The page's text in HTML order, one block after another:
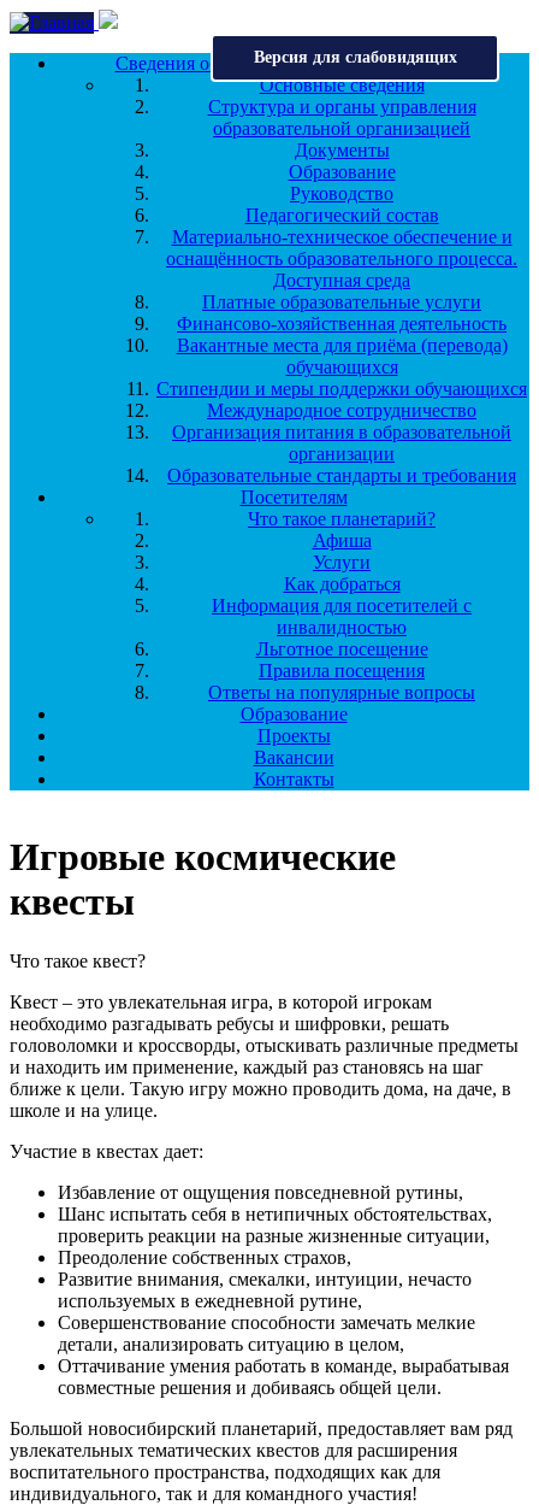
Перейти к основному содержанию
Версия для слабовидящих
Сведения об образовательной организации
Основные сведения
Структура и органы управления
образовательной организацией
Документы
Образование
Руководство
Педагогический состав
Материально-техническое обеспечение и
оснащённость образовательного процесса.
Доступная среда
Платные образовательные услуги
Финансово-хозяйственная деятельность
Вакантные места для приёма (перевода)
обучающихся
Стипендии и меры поддержки обучающихся
Международное сотрудничество
Организация питания в образовательной
организации
Образовательные стандарты и требования
Посетителям
Что такое планетарий?
Афиша
Услуги
Как добраться
Информация для посетителей с
инвалидностью
Льготное посещение
Правила посещения
Ответы на популярные вопросы
Образование
Проекты
Вакансии
Контакты
Игровые космические
квесты
Что такое квест?
Квест – это увлекательная игра, в которой игрокам
необходимо разгадывать ребусы и шифровки, решать
головоломки и кроссворды, отыскивать различные предметы
и находить им применение, каждый раз становясь на шаг
ближе к цели. Такую игру можно проводить дома, на даче, в
школе и на улице.
Участие в квестах дает:
Избавление от ощущения повседневной рутины,
Шанс испытать себя в нетипичных обстоятельствах,
проверить реакции на разные жизненные ситуации,
Преодоление собственных страхов,
Развитие внимания, смекалки, интуиции, нечасто
используемых в ежедневной рутине,
Совершенствование способности замечать мелкие
детали, анализировать ситуацию в целом,
Оттачивание умения работать в команде, вырабатывая
совместные решения и добиваясь общей цели.
Большой новосибирский планетарий, предоставляет вам ряд
увлекательных тематических квестов для расширения
воспитательного пространства, подходящих как для
индивидуального, так и для командного участия!